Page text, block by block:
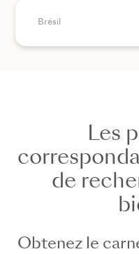
+44
Brésil
Les
de
Obtenez le